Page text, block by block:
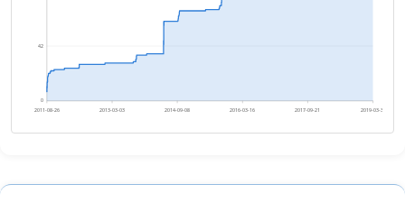
0
42
2011-08-26 2013-03-03 2014-09-08 2016-03-16 2017-09-21 2019-03-30